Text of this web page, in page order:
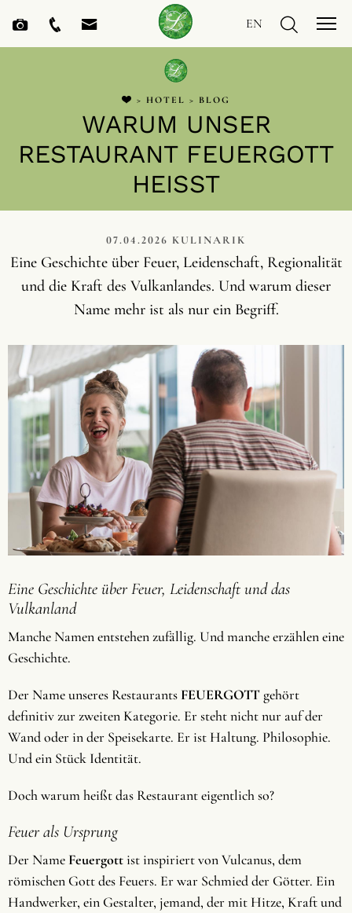
EN
> HOTEL > BLOG
WARUM UNSER
RESTAURANT FEUERGOTT
HEISST
07.04.2026 KULINARIK
Eine Geschichte über Feuer, Leidenschaft, Regionalität
und die Kraft des Vulkanlandes. Und warum dieser
Name mehr ist als nur ein Begriff.
Eine Geschichte über Feuer, Leidenschaft und das
Vulkanland
Manche Namen entstehen zufällig. Und manche erzählen eine
Geschichte.
Der Name unseres Restaurants FEUERGOTT gehört
definitiv zur zweiten Kategorie. Er steht nicht nur auf der
Wand oder in der Speisekarte. Er ist Haltung. Philosophie.
Und ein Stück Identität.
Doch warum heißt das Restaurant eigentlich so?
Feuer als Ursprung
Der Name Feuergottist inspiriert von Vulcanus, dem
römischen Gott des Feuers. Er war Schmied der Götter. Ein
Handwerker, ein Gestalter, jemand, der mit Hitze, Kraft und